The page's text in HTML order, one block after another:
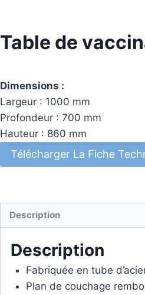
Table de
Dimensions :
Largeur : 1000 mm
Profondeur : 700 mm
Hauteur : 860 mm
Télécharger La Fiche
Description
Description
Fabriquée en tube
Plan de couchage